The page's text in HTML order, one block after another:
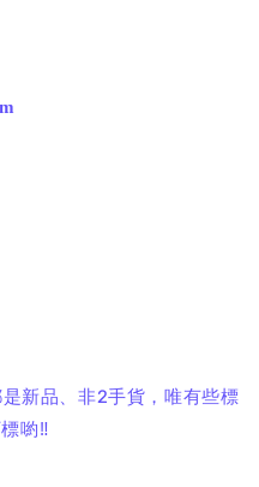
新品、非2手貨，唯有些標
喲‼️